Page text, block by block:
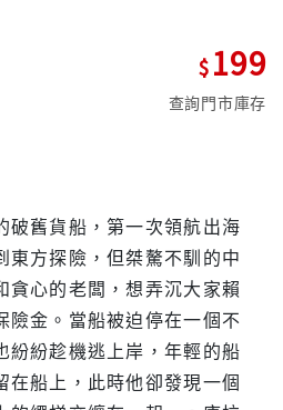
199
查詢門市庫存
破舊貨船，第一次領航出海
東方探險，但桀驁不馴的中
貪心的老闆，想弄沉大家賴
險金。當船被迫停在一個不
紛紛趁機逃上岸，年輕的船
在船上，此時他卻發現一個